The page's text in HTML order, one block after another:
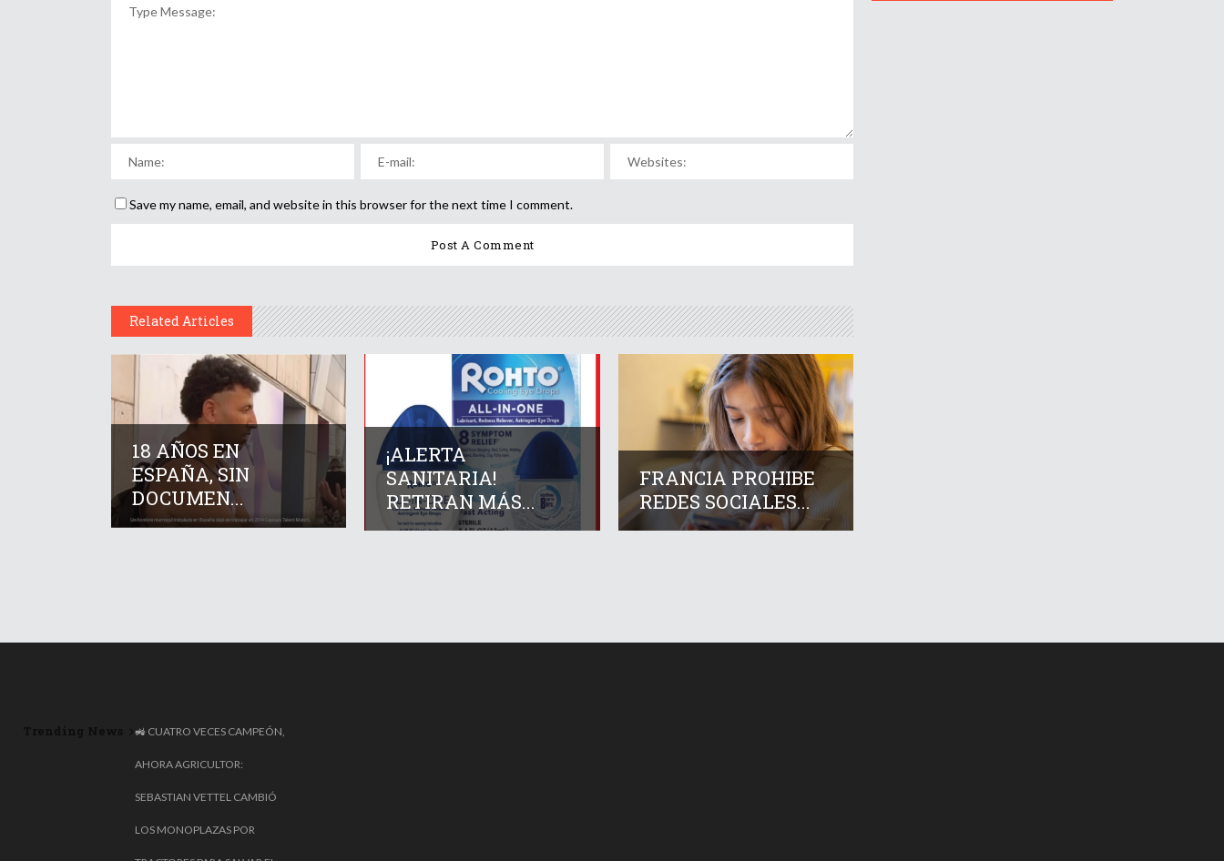
Save my name, email, and website in this browser for the next time I comment.
Related Articles
18 AÑOS EN
ESPAÑA, SIN
DOCUMEN...
¡ALERTA
SANITARIA!
RETIRAN MÁS...
FRANCIA PROHIBE
REDES SOCIALES...
🚜 CUATRO VECES CAMPEÓN,
AHORA AGRICULTOR:
SEBASTIAN VETTEL CAMBIÓ
LOS MONOPLAZAS POR
LAS EMPRESAS DESPIDEN A
JÓVENES PARA SUSTITUIRLOS
CON IA, PERO EL MIT ADVIERTE:
NOS COSTARÁ CARÍSIMO